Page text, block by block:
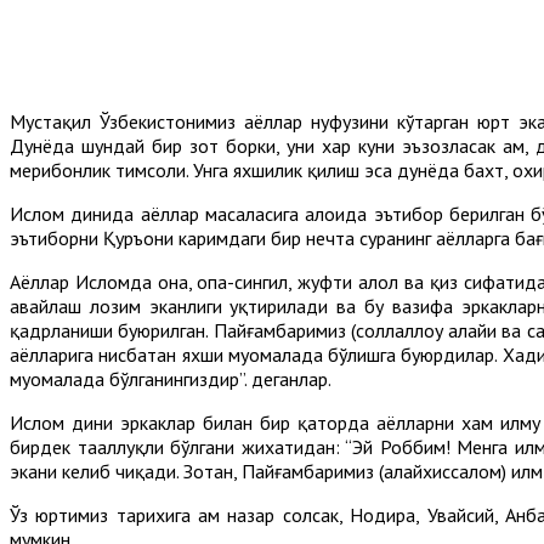
Мустақил Ўзбекистонимиз аёллар нуфузини кўтарган юрт
Дунёда шундай бир зот борки, уни хар куни эъзозласак
меҳрибонлик тимсоли. Унга яхшилик қилиш эса дунёда бахт,
Ислом динида аёллар масаласига алоҳида эътибор берилган
эътиборни Қуръони каримдаги бир нечта суранинг аёлларга
Аёллар Исломда она, опа-сингил, жуфти ҳалол ва қиз
авайлаш лозим эканлиги уқтирилади ва бу вазифа
қадрланиши буюрилган. Пайғамбаримиз (соллаллоҳу алайҳи
аёлларига нисбатан яхши муомалада бўлишга буюрдилар.
муомалада бўлганингиздир”. деганлар.
Ислом дини эркаклар билан бир қаторда аёлларни хам
бирдек тааллуқли бўлгани жихатидан: “Эй Роббим! Менга
экани келиб чиқади. Зотан, Пайғамбаримиз (алайхиссалом)
Ўз юртимиз тарихига ҳам назар солсак, Нодира, Увайсий,
мумкин.